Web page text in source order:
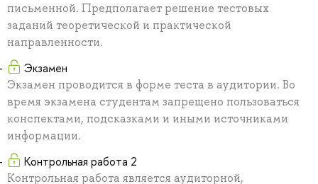
письменной. Предполагает решение тестовых
заданий теоретической и практической
направленности.
Экзамен
Экзамен проводится в форме теста в аудитории. Во
время экзамена студентам запрещено пользоваться
конспектами, подсказками и иными источниками
информации.
Контрольная работа 2
Контрольная работа является аудиторной,